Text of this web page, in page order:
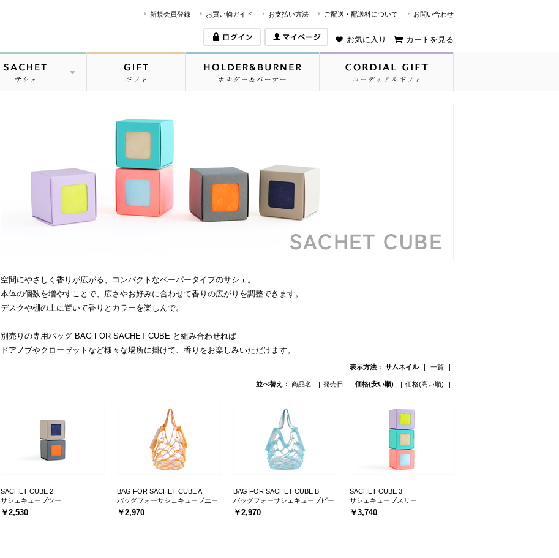
新規会員登録 お買い物ガイド お支払い方法 ご配送・配送料について お問い合わせ
お気に入り カートを見る
空間にやさしく香りが広がる、コンパクトなペーパータイプのサシェ。
本体の個数を増やすことで、広さやお好みに合わせて香りの広がりを調整できます。
デスクや棚の上に置いて香りとカラーを楽しんで。
別売りの専用バッグ BAG FOR SACHET CUBE と組み合わせれば
ドアノブやクローゼットなど様々な場所に掛けて、香りをお楽しみいただけます。
表示方法： サムネイル 一覧
並べ替え： 商品名 発売日 価格(安い順) 価格(高い順)
SACHET CUBE 2
サシェキューブツー
￥2,530
BAG FOR SACHET CUBE A
バッグフォーサシェキューブエー
￥2,970
BAG FOR SACHET CUBE B
バッグフォーサシェキューブビー
￥2,970
SACHET CUBE 3
サシェキューブスリー
￥3,740